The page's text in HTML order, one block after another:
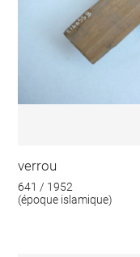
verrou
641 / 1952
(époque islamique)